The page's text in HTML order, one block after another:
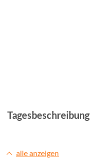
Tagesbeschreibung
alle anzeigen